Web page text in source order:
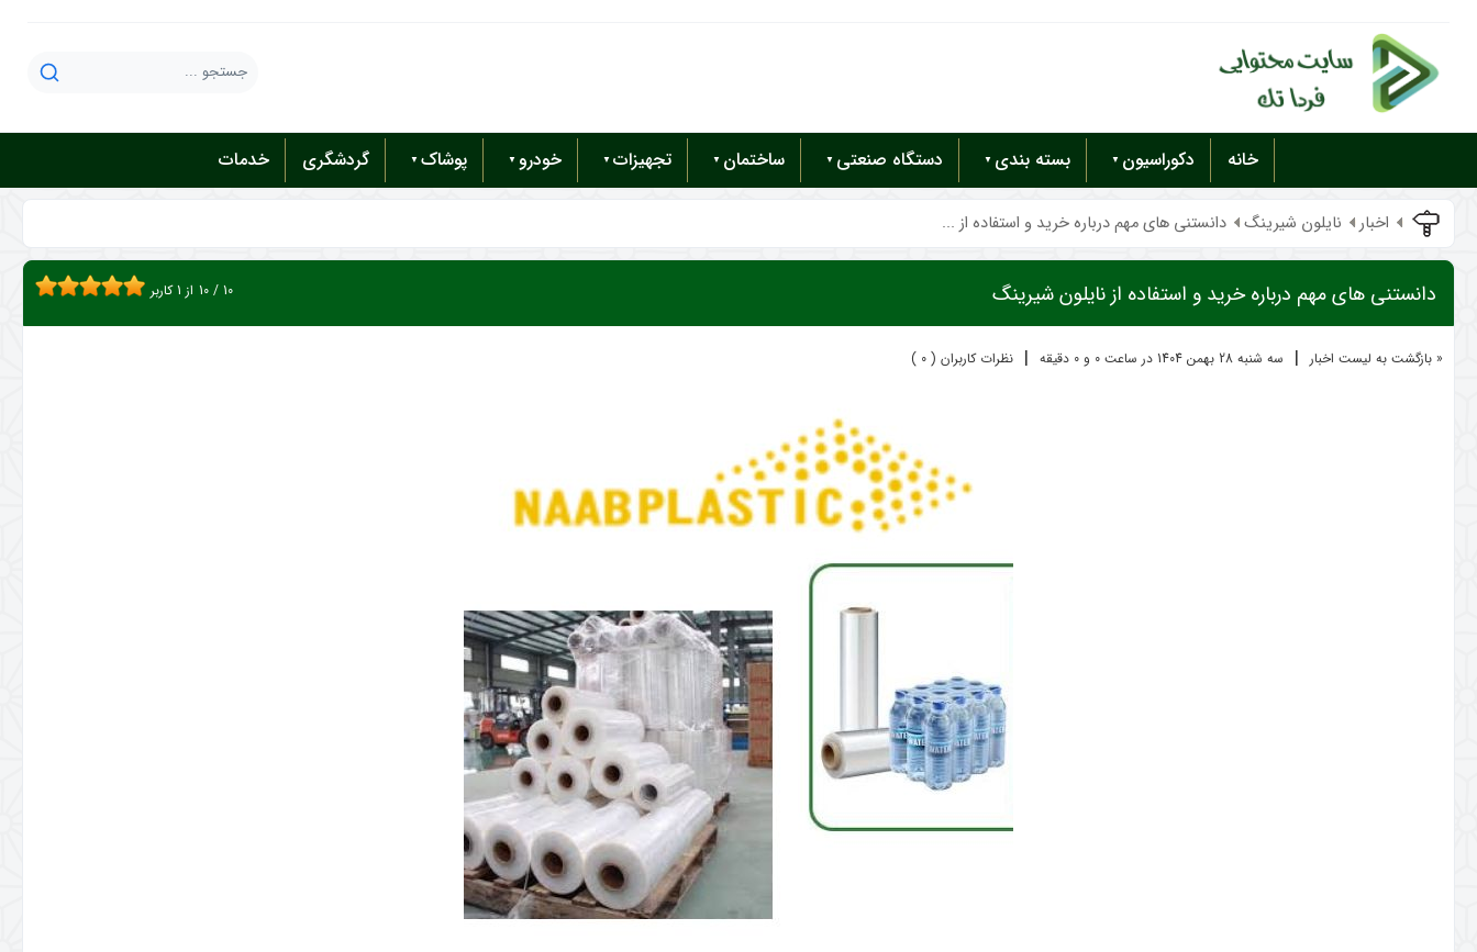
خانه دکوراسیون بسته بندی دستگاه صنعتی ساختمان تجهیزات خودرو پوشاک گردشگری خدمات
اخبار نایلون شیرینگ دانستنی های مهم درباره خرید و استفاده از ...
دانستنی های مهم درباره خرید و استفاده از نایلون شیرینگ 10 / 10 از 1کاربر
« بازگشت به لیست اخبار | سه شنبه 28 بهمن 1404 در ساعت 0 و 0 دقیقه | نظرات کاربران ( 0 )